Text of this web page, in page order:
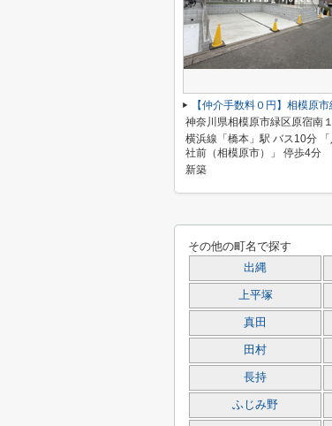
神奈川県相模原市緑区原宿南
横浜線「橋本」駅 バス10分
社前（相模原市）」 停歩4分
新築
その他の町名で探す
出縄
上平塚
真田
田村
長持
ふじみ野